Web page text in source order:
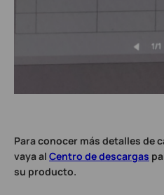
Para conocer más detalles de
vaya al Centro de descargas
su producto.